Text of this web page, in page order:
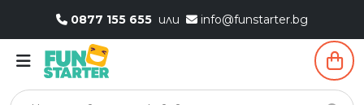
0877 155 655 или info@funstarter.bg